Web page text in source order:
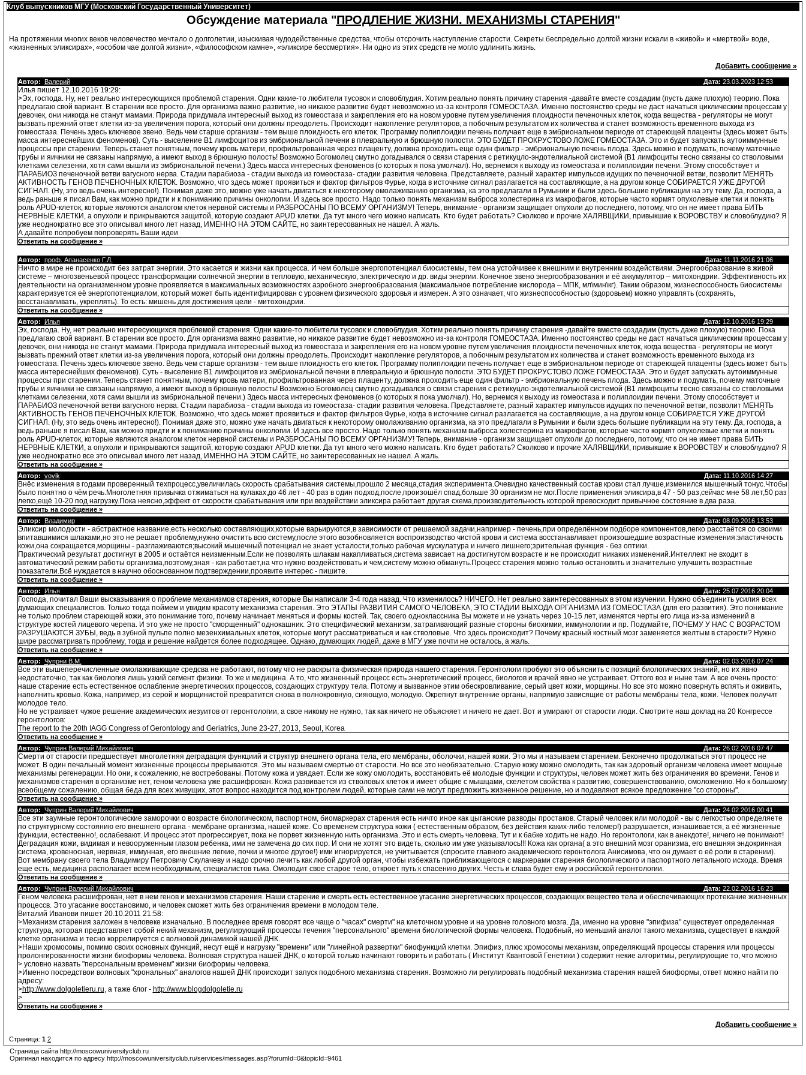
Клуб выпускников МГУ (Московский Государственный Университет)
Обсуждение материала "ПРОДЛЕНИЕ ЖИЗНИ. МЕХАНИЗМЫ СТАРЕНИЯ"
На протяжении многих веков человечество мечтало о долголетии, изыскивая чудодейственные средства, чтобы отсрочить наступление старости. Секреты беспредельно долгой жизни искали в «живой» и «мертвой» воде,
«жизненных эликсирах», «особом чае долгой жизни», «философском камне», «эликсире бессмертия». Ни одно из этих средств не могло удлинить жизнь.
Добавить сообщение »
Автор: Валерий Дата: 23.03.2023 12:53
Илья пишет 12.10.2016 19:29:
>Эх, господа. Ну, нет реально интересующихся проблемой старения. Одни какие-то любители тусовок и словоблудия. Хотим реально понять причину старения -давайте вместе создадим (пусть даже плохую) теорию. Пока
предлагаю свой вариант. В старении все просто. Для организма важно развитие, но никакое развитие будет невозможно из-за контроля ГОМЕОСТАЗА. Именно постоянство среды не даст начаться циклическим процессам у
девочек, они никогда не станут мамами. Природа придумала интересный выход из гомеостаза и закрепления его на новом уровне путем увеличения плоидности печеночных клеток, когда вещества - регуляторы не могут
вызвать прежний ответ клетки из-за увеличения порога, который они должны преодолеть. Происходит накопление регуляторов, а побочным результатом их количества и станет возможность временного выхода из
гомеостаза. Печень здесь ключевое звено. Ведь чем старше организм - тем выше плоидность его клеток. Программу полиплоидии печень получает еще в эмбриональном периоде от стареющей плаценты (здесь может быть
масса интереснейших феноменов). Суть - выселение В1 лимфоцитов из эмбриональной печени в плевральную и брюшную полости. ЭТО БУДЕТ ПРОКРУСТОВО ЛОЖЕ ГОМЕОСТАЗА. Это и будет запускать аутоиммунные
процессы при старении. Теперь станет понятным, почему кровь матери, профильтрованная через плаценту, должна проходить еще один фильтр - эмбриональную печень плода. Здесь можно и подумать, почему маточные
трубы и яичники не связаны напрямую, а имеют выход в брюшную полость! Возможно Богомолец смутно догадывался о связи старения с ретикуцло-эндотелиальной системой (В1 лимфоциты тесно связаны со стволовыми
клетками селезенки, хотя сами вышли из эмбриональной печени.) Здесь масса интересных феноменов (о которых я пока умолчал). Но, вернемся к выходу из гомеостаза и полиплоидии печени. Этому способствует и
ПАРАБИОЗ печеночной ветви вагусного нерва. Стадии парабиоза - стадии выхода из гомеостаза- стадии развития человека. Представляете, разный характер импульсов идущих по печеночной ветви, позволит МЕНЯТЬ
АКТИВНОСТЬ ГЕНОВ ПЕЧЕНОЧНЫХ КЛЕТОК. Возможно, что здесь может проявиться и фактор фильтров Фурье, когда в источнике сигнал разлагается на составляющие, а на другом конце СОБИРАЕТСЯ УЖЕ ДРУГОЙ
СИГНАЛ. (Ну, это ведь очень интересно!). Понимая даже это, можно уже начать двигаться к некоторому омолаживанию организма, ка это предлагали в Румынии и были здесь большие публикации на эту тему. Да, господа, а
ведь раньше я писал Вам, как можно придти и к пониманию причины онкологии. И здесь все просто. Надо только понять механизм выброса холестерина из макрофагов, которые часто кормят опухолевые клетки и понять
роль APUD-клеток, которые являются аналогом клеток нервной системы и РАЗБРОСАНЫ ПО ВСЕМУ ОРГАНИЗМУ! Теперь, внимание - организм защищает опухоли до последнего, потому, что он не имеет права БИТЬ
НЕРВНЫЕ КЛЕТКИ, а опухоли и прикрываются защитой, которую создают APUD клетки. Да тут много чего можно написать. Кто будет работать? Сколково и прочие ХАЛЯВЩИКИ, привыкшие к ВОРОВСТВУ и словоблудию? Я
уже неоднократно все это описывал много лет назад, ИМЕННО НА ЭТОМ САЙТЕ, но заинтересованных не нашел. А жаль.
А давайте попробуем попроверять Ваши идеи
Ответить на сообщение »
Автор: проф. Апанасенко Г.Л. Дата: 11.11.2016 21:06
Ничто в мире не происходит без затрат энергии. Это касается и жизни как процесса. И чем больше энергопотенциал биосистемы, тем она устойчивее к внешним и внутренним воздействиям. Энергообразование в живой
системе – многозвеньевой процесс трансформации солнечной энергии в тепловую, механическую, электрическую и др. виды энергии. Конечное звено энергообразования и её аккумулятор – митохондрии. Эффективность их
деятельности на организменном уровне проявляется в максимальных возможностях аэробного энергообразования (максимальное потребление кислорода – МПК, мл\мин\кг). Таким образом, жизнеспособность биосистемы
характеризуется её энергопотенциалом, который может быть идентифицирован с уровнем физического здоровья и измерен. А это означает, что жизнеспособностью (здоровьем) можно управлять (сохранять,
восстанавливать, укреплять). То есть: мишень для достижения цели - митохондрии.
Ответить на сообщение »
Автор:
Илья Дата: 12.10.2016 19:29
Эх, господа. Ну, нет реально интересующихся проблемой старения. Одни какие-то любители тусовок и словоблудия. Хотим реально понять причину старения -давайте вместе создадим (пусть даже плохую) теорию. Пока
предлагаю свой вариант. В старении все просто. Для организма важно развитие, но никакое развитие будет невозможно из-за контроля ГОМЕОСТАЗА. Именно постоянство среды не даст начаться циклическим процессам у
девочек, они никогда не станут мамами. Природа придумала интересный выход из гомеостаза и закрепления его на новом уровне путем увеличения плоидности печеночных клеток, когда вещества - регуляторы не могут
вызвать прежний ответ клетки из-за увеличения порога, который они должны преодолеть. Происходит накопление регуляторов, а побочным результатом их количества и станет возможность временного выхода из
гомеостаза. Печень здесь ключевое звено. Ведь чем старше организм - тем выше плоидность его клеток. Программу полиплоидии печень получает еще в эмбриональном периоде от стареющей плаценты (здесь может быть
масса интереснейших феноменов). Суть - выселение В1 лимфоцитов из эмбриональной печени в плевральную и брюшную полости. ЭТО БУДЕТ ПРОКРУСТОВО ЛОЖЕ ГОМЕОСТАЗА. Это и будет запускать аутоиммунные
процессы при старении. Теперь станет понятным, почему кровь матери, профильтрованная через плаценту, должна проходить еще один фильтр - эмбриональную печень плода. Здесь можно и подумать, почему маточные
трубы и яичники не связаны напрямую, а имеют выход в брюшную полость! Возможно Богомолец смутно догадывался о связи старения с ретикуцло-эндотелиальной системой (В1 лимфоциты тесно связаны со стволовыми
клетками селезенки, хотя сами вышли из эмбриональной печени.) Здесь масса интересных феноменов (о которых я пока умолчал). Но, вернемся к выходу из гомеостаза и полиплоидии печени. Этому способствует и
ПАРАБИОЗ печеночной ветви вагусного нерва. Стадии парабиоза - стадии выхода из гомеостаза- стадии развития человека. Представляете, разный характер импульсов идущих по печеночной ветви, позволит МЕНЯТЬ
АКТИВНОСТЬ ГЕНОВ ПЕЧЕНОЧНЫХ КЛЕТОК. Возможно, что здесь может проявиться и фактор фильтров Фурье, когда в источнике сигнал разлагается на составляющие, а на другом конце СОБИРАЕТСЯ УЖЕ ДРУГОЙ
СИГНАЛ. (Ну, это ведь очень интересно!). Понимая даже это, можно уже начать двигаться к некоторому омолаживанию организма, ка это предлагали в Румынии и были здесь большие публикации на эту тему. Да, господа, а
ведь раньше я писал Вам, как можно придти и к пониманию причины онкологии. И здесь все просто. Надо только понять механизм выброса холестерина из макрофагов, которые часто кормят опухолевые клетки и понять
роль APUD-клеток, которые являются аналогом клеток нервной системы и РАЗБРОСАНЫ ПО ВСЕМУ ОРГАНИЗМУ! Теперь, внимание - организм защищает опухоли до последнего, потому, что он не имеет права БИТЬ
НЕРВНЫЕ КЛЕТКИ, а опухоли и прикрываются защитой, которую создают APUD клетки. Да тут много чего можно написать. Кто будет работать? Сколково и прочие ХАЛЯВЩИКИ, привыкшие к ВОРОВСТВУ и словоблудию? Я
уже неоднократно все это описывал много лет назад, ИМЕННО НА ЭТОМ САЙТЕ, но заинтересованных не нашел. А жаль.
Ответить на сообщение »
Автор: vovik Дата: 11.10.2016 14:27
Внёс изменения в годами проверенный техпроцесс,увеличилась скорость срабатывания системы,прошло 2 месяца,стадия эксперимента.Очевидно качественный состав крови стал лучше,изменился мышечный тонус.Чтобы
было понятно о чём речь.Многолетняя привычка отжиматься на кулаках,до 46 лет - 40 раз в один подход,после,произошёл спад,больше 30 организм не мог.После применения эликсира,в 47 - 50 раз,сейчас мне 58 лет,50 раз
легко,ещё 10-20 под нагрузку.Пока неясно,эффект от скорости срабатывания или при воздействии эликсира работает другая схема,производительность которой превосходит привычное состояние в два раза.
Ответить на сообщение »
Автор:
Владимир Дата: 08.09.2016 13:53
Эликсир молодости - абстрактное название,есть несколько составляющих,которые варьируются,в зависимости от решаемой задачи,например - печень,при определённом подборе компонентов,легко расстаётся со своими
впитавшимися шлаками,но это не решает проблему,нужно очистить всю систему,после этого возобновляется воспроизводство чистой крови и система восстанавливает произошедшие возрастные изменения:эластичность
кожи,она сокращается,морщины - разглаживаются;высокий мышечный потенциал не знает усталости,только рабочая мускулатура и ничего лишнего;зрительная функция - без оптики.
Практический результат достигнут в 2005 и остаётся неизменным.Если не позволять шлакам накапливаться,система зависает на достигнутом возрасте и не происходит никаких изменений.Интеллект не входит в
автоматический режим работы организма,поэтому,зная - как работает,на что нужно воздействовать и чем,систему можно обмануть.Процесс старения можно только остановить и значительно улучшить возрастные
показатели.Всё нуждается в научно обоснованном подтверждении,проявите интерес - пишите.
Ответить на сообщение »
Автор:
Илья Дата: 25.07.2016 20:04
Господа, почитал Ваши высказывания о проблеме механизмов старения, которые Вы написали 3-4 года назад. Что изменилось? НИЧЕГО. Нет реально заинтересованных в этом изучении. Нужно объединить усилия всех
думающих специалистов. Только тогда поймем и увидим красоту механизма старения. Это ЭТАПЫ РАЗВИТИЯ САМОГО ЧЕЛОВЕКА, ЭТО СТАДИИ ВЫХОДА ОРГАНИЗМА ИЗ ГОМЕОСТАЗА (для его развития). Это понимание
не только проблем стареющей кожи, это понимание того, почему начинает меняться и формы костей. Так, своего одноклассника Вы можете и не узнать через 10-15 лет, изменятся черты его лица из-за изменений в
структуре костей лицевого черепа. И это уже не просто "сморщенный" однокашник. Это специфический механизм, затрагивающий разные стороны биохимии, иммунологии и пр. Подумайте, ПОЧЕМУ У НАС С ВОЗРАСТОМ
РАЗРУШАЮТСЯ ЗУБЫ, ведь в зубной пульпе полно мезенхимальных клеток, которые могут рассматриваться и как стволовые. Что здесь происходит? Почему красный костный мозг заменяется желтым в старости? Нужно
шире рассматривать проблему, тогда и решение найдется более подходящее. Однако, думающих людей, даже в МГУ уже почти не осталось, а жаль.
Ответить на сообщение »
Автор: Чупрни В.М. Дата: 02.03.2016 07:24
Все эти вышеперечисленные омолаживающие средсва не работают, потому что не раскрыта физическая природа нашего старения. Геронтологи пробуют это объяснить с позиций биологических знаний, но их явно
недостаточно, так как биология лишь узкий сегмент физики. То же и медицина. А то, что жизненный процесс есть энергетический процесс, биологов и врачей явно не устраивает. Оттого воз и ныне там. А все очень просто:
наше старение есть естественное ослабление энергетических процессов, создающих структуру тела. Потому и вызванное этим обескровливание, серый цвет кожи, морщины. Но все это можно повернуть вспять и оживить,
наполнить кровью. Кожа, например, из серой и морщинистой превратится снова в полнокровную, сияющую, молодую. Окрепнут внутренние органы, напрямую зависящие от работы мембраны тела, кожи. Человек получит
молодое тело.
Но не устраивает чужое решение академических иезуитов от геронтологии, а свое никому не нужно, так как ничего не объясняет и ничего не дает. Вот и умирают от старости люди. Смотрите наш доклад на 20 Конгрессе
геронтологов:
The report to the 20th IAGG Congress of Gerontology and Geriatrics, June 23-27, 2013, Seoul, Korea
Ответить на сообщение »
Автор: Чуприн Валерий Михайлович Дата: 26.02.2016 07:47
Смерти от старости предшествует многолетняя деградация функциий и структур внешнего органа тела, его мембраны, оболочки, нашей кожи. Это мы и называем старением. Беконечно продолжаться этот процесс не
может. В один печальный момент жизненные процессы прерываются. Это мы называем смертью от старости. Но все это необязательно. Старую кожу можно омолодить, так как здоровый организм человека имеет мощные
механизмы регенерации. Но они, к сожалению, не востребованы. Потому кожа и увядает. Если же кожу омолодить, восстановить её молодые функции и структуры, человек может жить без ограничения во времени. Генов и
механизмов старения в организме нет, геном человека уже расшифрован. Кожа развивается из стволовых клеток и имеет общие с мышцами, скелетом свойства к развитию, совершенствованию, омоложению. Но к большому
всеобщему сожалению, общая беда для всех живущих, этот вопрос находится под контролем людей, которые сами не могут предложить жизненное решение, но и подавляют всякое предложение "со стороны".
Ответить на сообщение »
Автор: Чуприн Валерий Михайлович Дата: 24.02.2016 00:41
Все эти заумные геронтологические заморочки о возрасте биологическом, паспортном, биомаркерах старения есть ничто иное как цыганские разводы простаков. Старый человек или молодой - вы с легкостью определяете
по структурному состоянию его внешнего органа - мембране организма, нашей коже. Со временем структура кожи ( естественным образом, без действия каких-либо теломер!) разрушается, изнашивается, а её жизненные
функции, естественно!, ослабевают. И процесс этот прогрессирует, пока не порвет жизненную нить организма. Это и есть смерть человека. Тут и к бабке ходить не надо. Но геронтологи, как в анекдоте!, ничего не понимают!
Деградация кожи, видимая и невооруженным глазом ребенка, ими не замечена до сих пор. И они не хотят это видеть, сколько им уже указывалось!!! Кожа как органа( а это внешний мозг оранизма, его внешняя эндокринная
система, кровеносная, нервная, иммунная, его внешние легкие, почки и многое другое!) ими игнорируется, не учитывается (спросите главного академического геронтолога Анисимова, что он думает о её роли в старении).
Вот мембрану своего тела Владимиру Петровичу Скулачеву и надо срочно лечить как любой другой орган, чтобы избежать приближающегося с маркерами старения биологического и паспортного летального исхода. Время
еще есть, медицина располагает всем необходимым, специалистов тьма. Омолодит свое старое тело, откроет путь к спасению других. Честь и слава будет ему и российской геронтологии.
Ответить на сообщение »
Автор: Чуприн Валерий Михайлович Дата: 22.02.2016 16:23
Геном человека расшифрован, нет в нем генов и механизмов старения. Наши старение и смерть есть естественное угасание энергетических процессов, создающих вещество тела и обеспечивающих протекание жизненных
процессв. Это угасание восстановимо, и человек сможет жить без ограничения времени в молодом теле.
Виталий Иванови пишет 20.10.2011 21:58:
>Механизм старения заложен в человеке изначально. В последнее время говорят все чаще о "часах" смерти" на клеточном уровне и на уровне головного мозга. Да, именно на уровне "эпифиза" существует определенная
структура, которая представляет собой некий механизм, регулирующий процессы течения "персонального" времени биологической формы человека. Подобный, но меньший аналог такого механизма, существует в каждой
клетке организма и тесно коррелируется с волновой динамикой нашей ДНК.
>Наши хромосомы, помимо своих основных функций, несут ещё и нагрузку "времени" или "линейной развертки" биофункций клетки. Эпифиз, плюс хромосомы механизм, определяющий процессы старения или процессы
пролонгированности жизни биоформы человека. Волновая структура нашей ДНК, о которой только начинают говорить и работать ( Институт Квантовой Генетики ) содержит некие алгоритмы, регулирующие то, что можно
> условно назвать "персональным временем" жизни биоформы человека.
>Именно посредствои волновых "хрональных" аналогов нашей ДНК происходит запуск подобного механизма старения. Возможно ли регулировать подобный механизма старения нашей биоформы, ответ можно найти по
адресу:
>http://www.dolgoletieru.ru, а таже блог - http://www.blogdolgoletie.ru
>
Ответить на сообщение »
Добавить сообщение »
Страница: 1 2
Страница сайта http://moscowuniversityclub.ru
Оригинал находится по адресу http://moscowuniversityclub.ru/services/messages.asp?forumId=0&topicId=9461